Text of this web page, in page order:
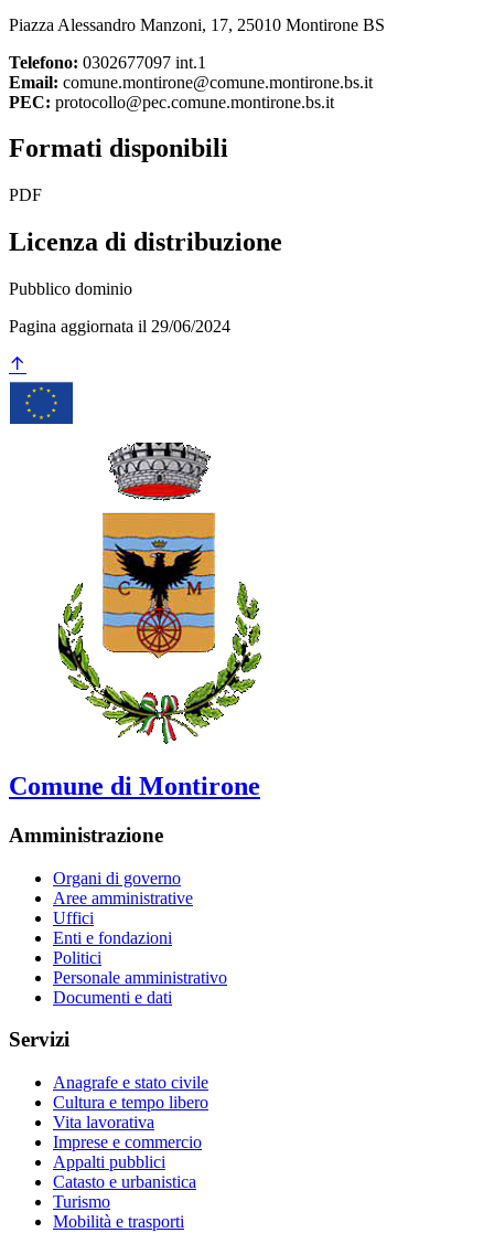
Piazza Alessandro Manzoni, 17, 25010 Montirone BS
Telefono: 0302677097 int.1
Email: comune.montirone@comune.montirone.bs.it
PEC: protocollo@pec.comune.montirone.bs.it
Formati disponibili
PDF
Licenza di distribuzione
Pubblico dominio
Pagina aggiornata il 29/06/2024
Comune di Montirone
Amministrazione
Organi di governo
Aree amministrative
Uffici
Enti e fondazioni
Politici
Personale amministrativo
Documenti e dati
Servizi
Anagrafe e stato civile
Cultura e tempo libero
Vita lavorativa
Imprese e commercio
Appalti pubblici
Catasto e urbanistica
Turismo
Mobilità e trasporti